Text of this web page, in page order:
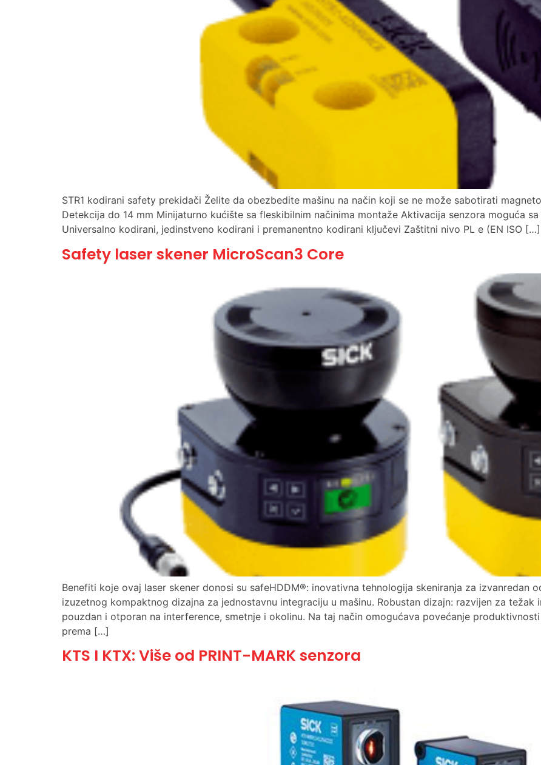
STR1 kodirani safety prekidači Želite da obezbedite mašinu na način koji se ne može sabotirati
Detekcija do 14 mm Minijaturno kućište sa fleskibilnim načinima montaže Aktivacija senzora moguća
Universalno kodirani, jedinstveno kodirani i premanentno kodirani ključevi Zaštitni nivo PL e (EN ISO […]
Safety laser skener MicroScan3 Core
Benefiti koje ovaj laser skener donosi su safeHDDM®: inovativna tehnologija skeniranja za izvanredan
izuzetnog kompaktnog dizajna za jednostavnu integraciju u mašinu. Robustan dizajn: razvijen za
pouzdan i otporan na interference, smetnje i okolinu. Na taj način omogućava povećanje
prema […]
KTS I KTX: Više od PRINT-MARK senzora